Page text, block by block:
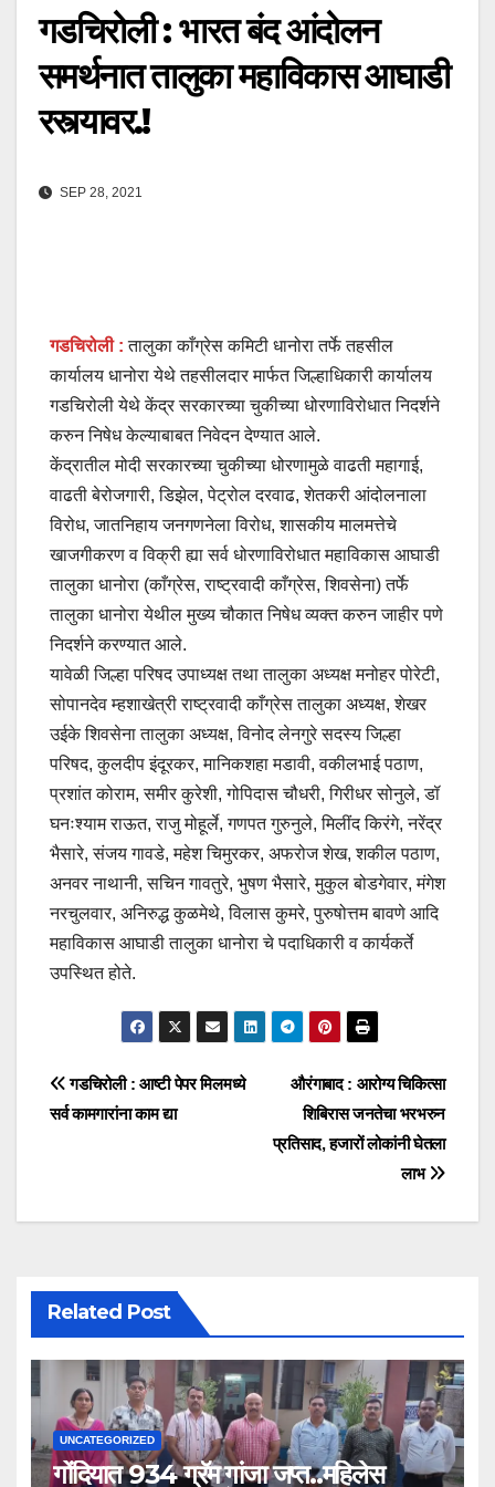
गडचिरोली : भारत बंद आंदोलन
समर्थनात तालुका महाविकास आघाडी
रस्त्यावर.!
SEP 28, 2021
गडचिरोली :तालुका काँग्रेस कमिटी धानोरा तर्फे तहसील
कार्यालय धानोरा येथे तहसीलदार मार्फत जिल्हाधिकारी कार्यालय
गडचिरोली येथे केंद्र सरकारच्या चुकीच्या धोरणाविरोधात निदर्शने
करुन निषेध केल्याबाबत निवेदन देण्यात आले.
केंद्रातील मोदी सरकारच्या चुकीच्या धोरणामुळे वाढती महागाई,
वाढती बेरोजगारी, डिझेल, पेट्रोल दरवाढ, शेतकरी आंदोलनाला
विरोध, जातनिहाय जनगणनेला विरोध, शासकीय मालमत्तेचे
खाजगीकरण व विक्री ह्या सर्व धोरणाविरोधात महाविकास आघाडी
तालुका धानोरा (काँग्रेस, राष्ट्रवादी काँग्रेस, शिवसेना) तर्फे
तालुका धानोरा येथील मुख्य चौकात निषेध व्यक्त करुन जाहीर पणे
निदर्शने करण्यात आले.
यावेळी जिल्हा परिषद उपाध्यक्ष तथा तालुका अध्यक्ष मनोहर पोरेटी,
सोपानदेव म्हशाखेत्री राष्ट्रवादी काँग्रेस तालुका अध्यक्ष, शेखर
उईके शिवसेना तालुका अध्यक्ष, विनोद लेनगुरे सदस्य जिल्हा
परिषद, कुलदीप इंदूरकर, मानिकशहा मडावी, वकीलभाई पठाण,
प्रशांत कोराम, समीर कुरेशी, गोपिदास चौधरी, गिरीधर सोनुले, डॉ
घनःश्याम राऊत, राजु मोहूर्ले, गणपत गुरुनुले, मिलींद किरंगे, नरेंद्र
भैसारे, संजय गावडे, महेश चिमुरकर, अफरोज शेख, शकील पठाण,
अनवर नाथानी, सचिन गावतुरे, भुषण भैसारे, मुकुल बोडगेवार, मंगेश
नरचुलवार, अनिरुद्ध कुळमेथे, विलास कुमरे, पुरुषोत्तम बावणे आदि
महाविकास आघाडी तालुका धानोरा चे पदाधिकारी व कार्यकर्ते
उपस्थित होते.
औरंगाबाद : आरोग्य चिकित्सा
शिबिरास जनतेचा भरभरुन
प्रतिसाद, हजारों लोकांनी घेतला
लाभ
गडचिरोली : आष्टी पेपर मिलमध्ये
सर्व कामगारांना काम द्या
Related Post
UNCATEGORIZED
गोंदियात 934 ग्रॅम गांजा जप्त..महिलेस